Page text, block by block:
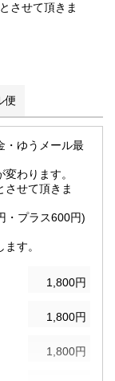
させて頂きま
便
・ゆうメール最
わります。
せて頂きま
・プラス600円)
す。
1,800円
1,800円
1,800円